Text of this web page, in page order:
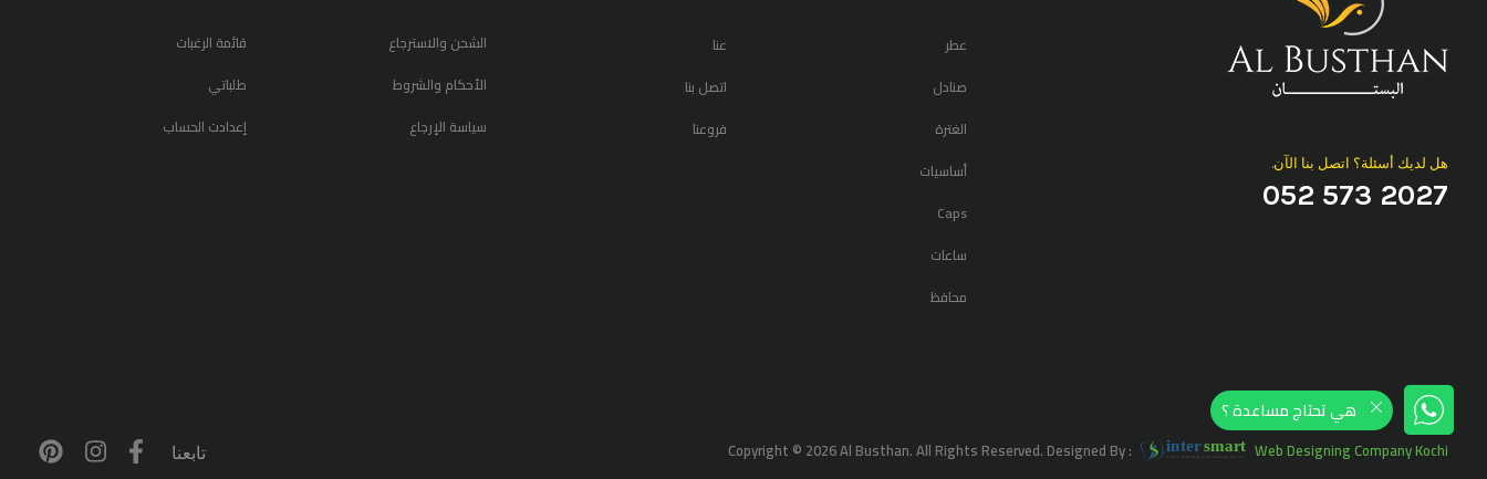
هي تحتاج مساعدة ؟
هل لديك أسئلة؟ اتصل بنا الآن.
052 573 2027
عطر
صنادل
الغترة
أساسيات
Caps
ساعات
محافظ
عنا
اتصل بنا
فروعنا
الشحن والاسترجاع
الأحكام والشروط
سياسة الإرجاع
قائمة الرغبات
طلباتي
إعدادت الحساب
Copyright © 2026Al Busthan. All Rights Reserved. Designed By : intersmart
Your Trusted Digital Marketing Partner Web Designing Company Kochi تابعنا